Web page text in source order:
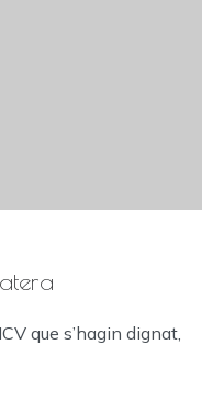
que s’hagin dignat,